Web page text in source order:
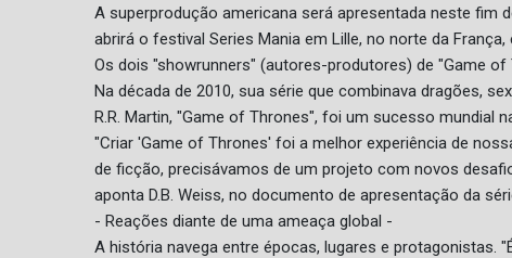
A superprodução americana será apresentada neste fim
abrirá o festival Series Mania em Lille, no norte da França,
Os dois "showrunners" (autores-produtores) de "Game
Na década de 2010, sua série que combinava dragões,
R.R. Martin, "Game of Thrones", foi um sucesso mundial
"Criar 'Game of Thrones' foi a melhor experiência de
de ficção, precisávamos de um projeto com novos
aponta D.B. Weiss, no documento de apresentação da
- Reações diante de uma ameaça global -
A história navega entre épocas, lugares e protagonistas.